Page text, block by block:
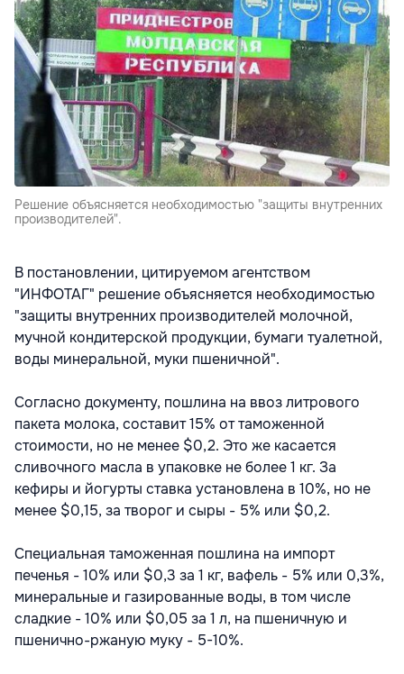
Решение объясняется необходимостью "защиты внутренних
производителей".
В постановлении, цитируемом агентством
"ИНФОТАГ" решение объясняется необходимостью
"защиты внутренних производителей молочной,
мучной кондитерской продукции, бумаги туалетной,
воды минеральной, муки пшеничной".
Согласно документу, пошлина на ввоз литрового
пакета молока, составит 15% от таможенной
стоимости, но не менее $0,2. Это же касается
сливочного масла в упаковке не более 1 кг. За
кефиры и йогурты ставка установлена в 10%, но не
менее $0,15, за творог и сыры - 5% или $0,2.
Специальная таможенная пошлина на импорт
печенья - 10% или $0,3 за 1 кг, вафель - 5% или 0,3%,
минеральные и газированные воды, в том числе
сладкие - 10% или $0,05 за 1 л, на пшеничную и
пшенично-ржаную муку - 5-10%.